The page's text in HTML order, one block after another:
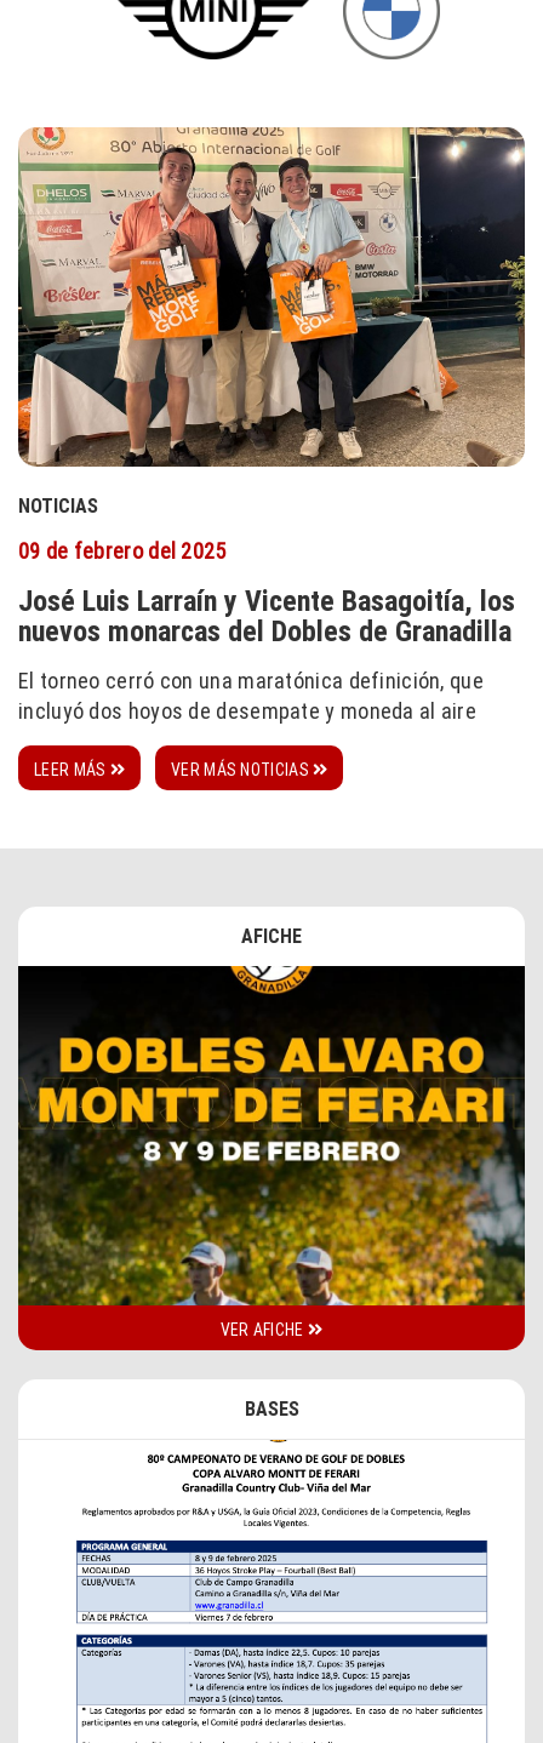
NOTICIAS
09 de febrero del 2025
José Luis Larraín y Vicente Basagoitía, los
nuevos monarcas del Dobles de Granadilla
El torneo cerró con una maratónica definición, que
incluyó dos hoyos de desempate y moneda al aire
LEER MÁS VER MÁS NOTICIAS
AFICHE
VER AFICHE
BASES